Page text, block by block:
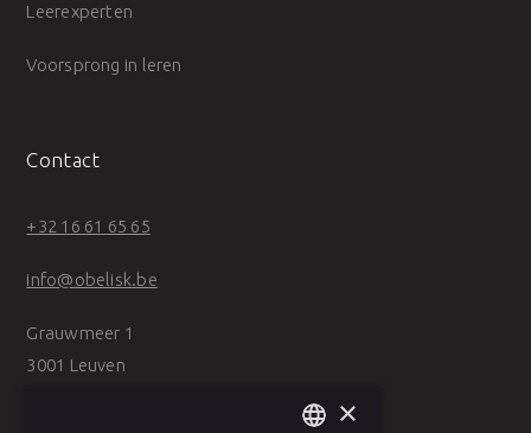
Leerexperten
Voorsprong in leren
Contact
+32 16 61 65 65
info@obelisk.be
Grauwmeer 1
3001 Leuven
×